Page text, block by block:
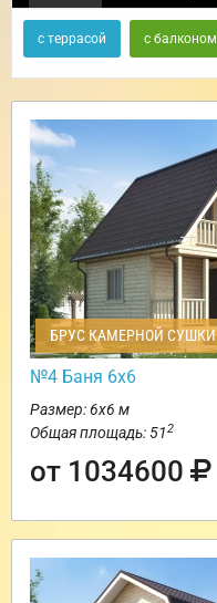
с террасой с балконом
БРУС КАМЕРНОЙ СУШКИ
№4 Баня 6х6
Размер: 6х6 м
Общая площадь: 512
от 1034600